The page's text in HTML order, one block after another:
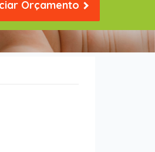
Orçamento